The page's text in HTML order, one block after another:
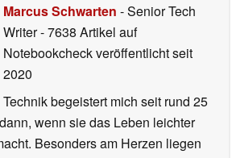
Marcus Schwarten - Senior Tech
Writer- 7638 Artikel auf
Notebookcheck veröffentlichtseit
2020
Technik begeistert mich seit rund 25
wenn sie das Leben leichter
Besonders am Herzen liegen